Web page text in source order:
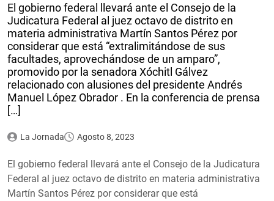
El gobierno federal llevará ante el Consejo de la
Judicatura Federal al juez octavo de distrito en
materia administrativa Martín Santos Pérez por
considerar que está “extralimitándose de sus
facultades, aprovechándose de un amparo”,
promovido por la senadora Xóchitl Gálvez
relacionado con alusiones del presidente Andrés
Manuel López Obrador . En la conferencia de prensa
[…]
La Jornada Agosto 8, 2023
El gobierno federal llevará ante el Consejo de la Judicatura
Federal al juez octavo de distrito en materia administrativa
Martín Santos Pérez por considerar que está